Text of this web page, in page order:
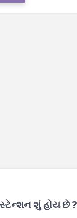
શું હોય છે ?